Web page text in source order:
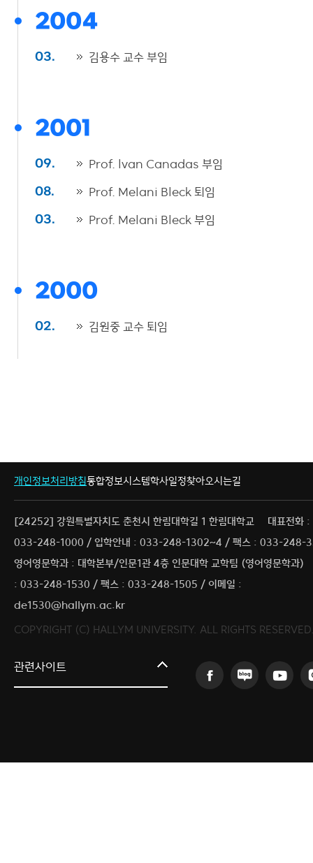
2004
03. 김용수 교수 부임
2001
09. Prof. lvan Canadas 부임
08. Prof. Melani Bleck 퇴임
03. Prof. Melani Bleck 부임
2000
02. 김원중 교수 퇴임
개인정보처리방침통합정보시스템학사일정찾아오시는길
[24252] 강원특별자치도 춘천시 한림대학길 1 한림대학교
대표전화 :
033-248-1000 / 입학안내 : 033-248-1302~4 / 팩스 : 033-248-
영어영문학과 : 대학본부/인문1관 4층 인문대학 교학팀 (영어영문학과)
: 033-248-1530 / 팩스 : 033-248-1505 / 이메일 :
de1530@hallym.ac.kr
COPYRIGHT (C) HALLYM UNIVERSITY. ALL RIGHTS
관련사이트
커뮤니티교육원
캠퍼스라이프카운슬링센터